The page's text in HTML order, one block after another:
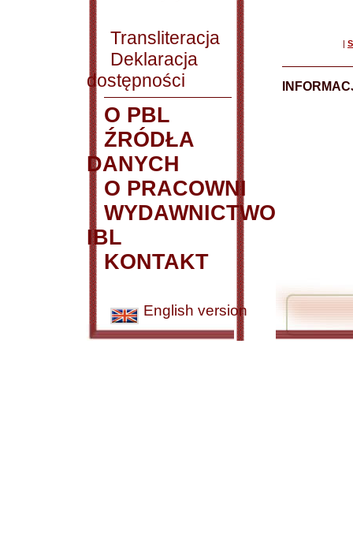
Transliteracja
Deklaracja
dostępności
O PBL
ŹRÓDŁA
DANYCH
O PRACOWNI
WYDAWNICTWO
IBL
KONTAKT
English version
|